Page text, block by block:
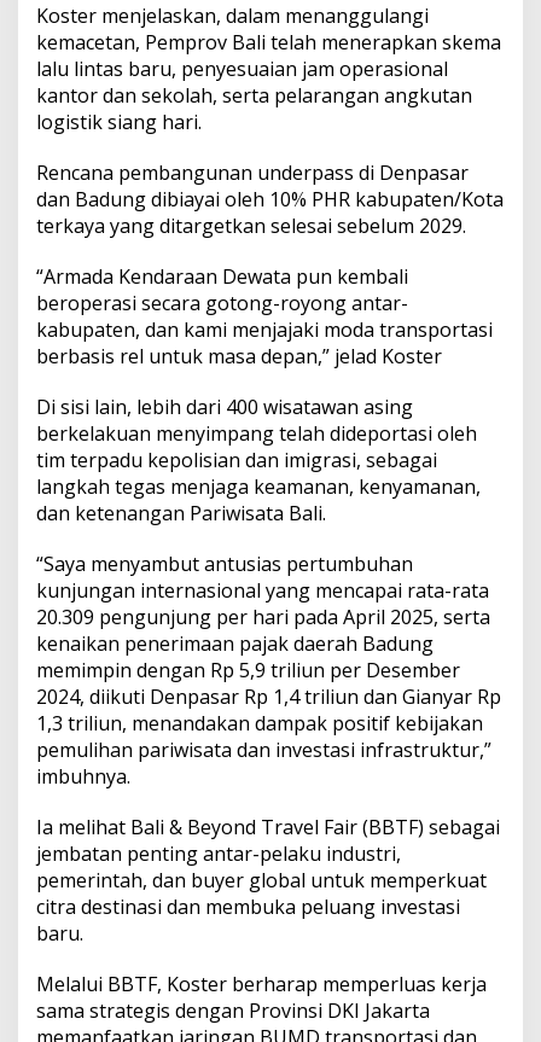
a
n
u
t
Koster menjelaskan, dalam menanggulangi
kemacetan, Pemprov Bali telah menerapkan skema
lalu lintas baru, penyesuaian jam operasional
kantor dan sekolah, serta pelarangan angkutan
logistik siang hari.
Rencana pembangunan underpass di Denpasar
dan Badung dibiayai oleh 10% PHR kabupaten/Kota
terkaya yang ditargetkan selesai sebelum 2029.
“Armada Kendaraan Dewata pun kembali
beroperasi secara gotong-royong antar-
kabupaten, dan kami menjajaki moda transportasi
berbasis rel untuk masa depan,” jelad Koster
Di sisi lain, lebih dari 400 wisatawan asing
berkelakuan menyimpang telah dideportasi oleh
tim terpadu kepolisian dan imigrasi, sebagai
langkah tegas menjaga keamanan, kenyamanan,
dan ketenangan Pariwisata Bali.
“Saya menyambut antusias pertumbuhan
kunjungan internasional yang mencapai rata-rata
20.309 pengunjung per hari pada April 2025, serta
kenaikan penerimaan pajak daerah Badung
memimpin dengan Rp 5,9 triliun per Desember
2024, diikuti Denpasar Rp 1,4 triliun dan Gianyar Rp
1,3 triliun, menandakan dampak positif kebijakan
pemulihan pariwisata dan investasi infrastruktur,”
imbuhnya.
Ia melihat Bali & Beyond Travel Fair (BBTF) sebagai
jembatan penting antar-pelaku industri,
pemerintah, dan buyer global untuk memperkuat
citra destinasi dan membuka peluang investasi
baru.
Melalui BBTF, Koster berharap memperluas kerja
sama strategis dengan Provinsi DKI Jakarta